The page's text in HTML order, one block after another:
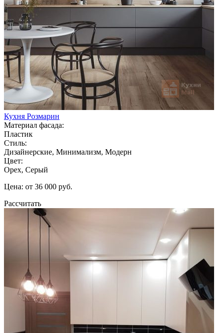
Кухня Розмарин
Материал фасада:
Пластик
Стиль:
Дизайнерские, Минимализм, Модерн
Цвет:
Орех, Серый
Цена: от 36 000 руб.
Рассчитать